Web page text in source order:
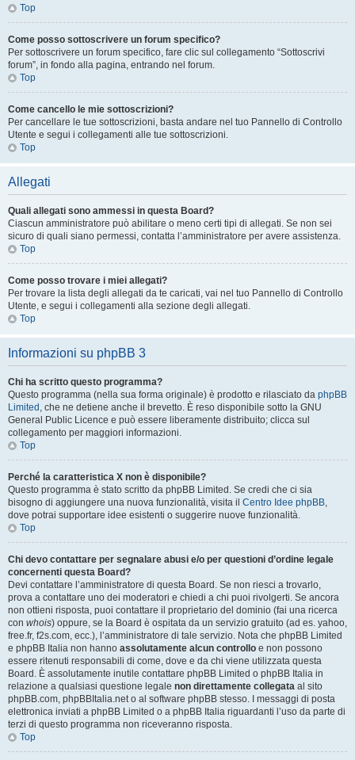
Top
Come posso sottoscrivere un forum specifico?
Per sottoscrivere un forum specifico, fare clic sul collegamento “Sottoscrivi
forum”, in fondo alla pagina, entrando nel forum.
Top
Come cancello le mie sottoscrizioni?
Per cancellare le tue sottoscrizioni, basta andare nel tuo Pannello di Controllo
Utente e segui i collegamenti alle tue sottoscrizioni.
Top
Allegati
Quali allegati sono ammessi in questa Board?
Ciascun amministratore può abilitare o meno certi tipi di allegati. Se non sei
sicuro di quali siano permessi, contatta l’amministratore per avere assistenza.
Top
Come posso trovare i miei allegati?
Per trovare la lista degli allegati da te caricati, vai nel tuo Pannello di Controllo
Utente, e segui i collegamenti alla sezione degli allegati.
Top
Informazioni su phpBB 3
Chi ha scritto questo programma?
Questo programma (nella sua forma originale) è prodotto e rilasciato da phpBB
Limited , che ne detiene anche il brevetto. È reso disponibile sotto la GNU
General Public Licence e può essere liberamente distribuito; clicca sul
collegamento per maggiori informazioni.
Top
Perché la caratteristica X non è disponibile?
Questo programma è stato scritto da phpBB Limited. Se credi che ci sia
bisogno di aggiungere una nuova funzionalità, visita il Centro Idee phpBB,
dove potrai supportare idee esistenti o suggerire nuove funzionalità.
Top
Chi devo contattare per segnalare abusi e/o per questioni d’ordine legale
concernenti questa Board?
Devi contattare l’amministratore di questa Board. Se non riesci a trovarlo,
prova a contattare uno dei moderatori e chiedi a chi puoi rivolgerti. Se ancora
non ottieni risposta, puoi contattare il proprietario del dominio (fai una ricerca
con whois) oppure, se la Board è ospitata da un servizio gratuito (ad es. yahoo,
free.fr, f2s.com, ecc.), l’amministratore di tale servizio. Nota che phpBB Limited
e phpBB Italia non hanno assolutamente alcun controllo e non possono
essere ritenuti responsabili di come, dove e da chi viene utilizzata questa
Board. È assolutamente inutile contattare phpBB Limited o phpBB Italia in
relazione a qualsiasi questione legale non direttamente collegata al sito
phpBB.com, phpBBItalia.net o al software phpBB stesso. I messaggi di posta
elettronica inviati a phpBB Limited o a phpBB Italia riguardanti l’uso da parte di
terzi di questo programma non riceveranno risposta.
Top